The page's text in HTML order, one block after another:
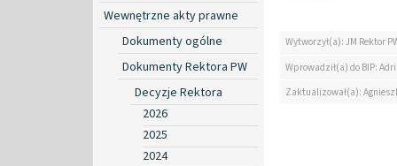
Wewnętrzne akty prawne
Dokumenty ogólne
Dokumenty Rektora PW
Decyzje Rektora
2026
2025
2024
Wytworzył(a): JM Rektor
Wprowadził(a) do BIP:
Zaktualizował(a):